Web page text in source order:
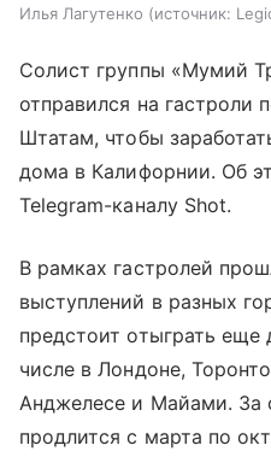
Илья Лагутенко источник:
Солист группы «Мумий
отправился на гастроли
Штатам, чтобы
дома в Калифорнии. Об
Telegram-каналу Shot.
В рамках гастролей
выступлений в разных
предстоит отыграть еще
числе в Лондоне,
Анджелесе и Майами. За
продлится с марта по